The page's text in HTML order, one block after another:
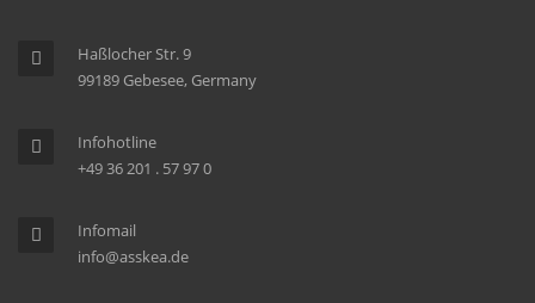
Haßlocher Str. 9
99189 Gebesee, Germany
Infohotline
+49 36 201 . 57 97 0
Infomail
info@asskea.de